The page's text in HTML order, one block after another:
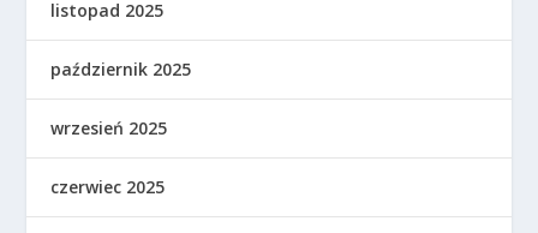
listopad 2025
październik 2025
wrzesień 2025
czerwiec 2025